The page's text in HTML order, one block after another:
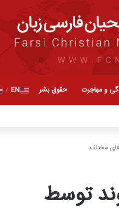
و مهاجرت حقوق بشر EN
/
بازداشت ۷ شهروند توسط